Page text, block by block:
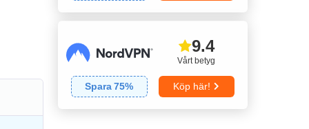
Vårt betyg
9.4
Spara 75% Köp här!